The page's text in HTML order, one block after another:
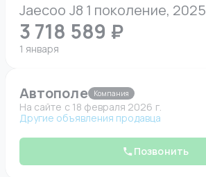
Jaecoo J8 1 поколение, 2025
3 718 589 ₽
1 января
Автополе Компания
На сайте c 18 февраля 2026 г.
Другие объявления продавца
Позвонить